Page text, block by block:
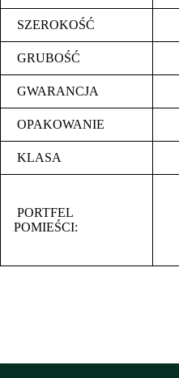
SZEROKOŚĆ
GRUBOŚĆ
GWARANCJA
OPAKOWANIE
KLASA
PORTFEL
POMIEŚCI: